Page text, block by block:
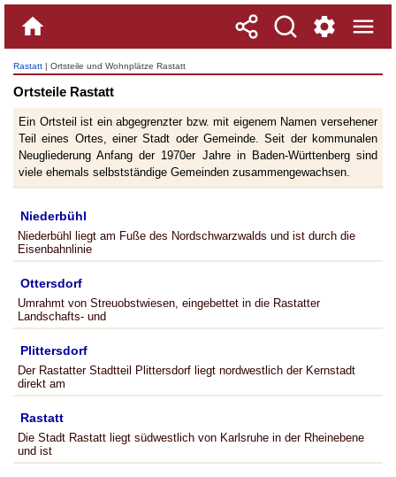
Rastatt | Ortsteile und Wohnplätze Rastatt
Ortsteile Rastatt
Ein Ortsteil ist ein abgegrenzter bzw. mit eigenem Namen versehener
Teil eines Ortes, einer Stadt oder Gemeinde. Seit der kommunalen
Neugliederung Anfang der 1970er Jahre in Baden-Württenberg sind
viele ehemals selbstständige Gemeinden zusammengewachsen.
Niederbühl
Niederbühl liegt am Fuße des Nordschwarzwalds und ist durch die
Eisenbahnlinie
Ottersdorf
Umrahmt von Streuobstwiesen, eingebettet in die Rastatter
Landschafts- und
Plittersdorf
Der Rastatter Stadtteil Plittersdorf liegt nordwestlich der Kernstadt
direkt am
Rastatt
Die Stadt Rastatt liegt südwestlich von Karlsruhe in der Rheinebene
und ist